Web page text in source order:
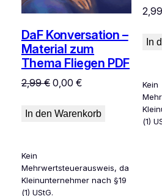
DaF Konversation –
Material zum
Thema Fliegen PDF
2,99€ Ursprünglicher
war:
0,00 €Aktueller
ist:
In den Warenkorb
Kein
Mehrwertsteuerausweis, da
Kleinunternehmer nach §19
(1) UStG.
In
Kein
(1)